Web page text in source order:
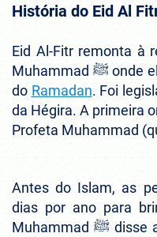
História do Eid Al
Eid Al-Fitr remonta à
Muhammad ﷺ onde ele legislou um Eid após o mês
do Ramadan. Foi
da Hégira. A primeira
Profeta Muhammad
Antes do Islam, as
dias por ano para
Muhammad ﷺ disse a eles que Deus os substituiu